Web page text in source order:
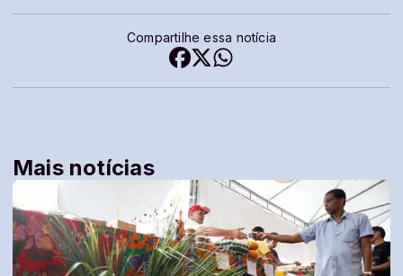
Compartilhe essa notícia
Mais notícias